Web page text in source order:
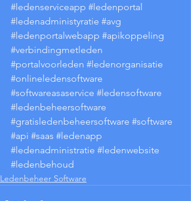
#ledenserviceapp #ledenportal
#ledenadministyratie #avg
#ledenportalwebapp #apikoppeling
#verbindingmetleden
#portalvoorleden #ledenorganisatie
#onlineledensoftware
#softwareasaservice #ledensoftware
#ledenbeheersoftware
#gratisledenbeheersoftware #software
#api #saas #ledenapp
#ledenadministratie #ledenwebsite
#ledenbehoud
Ledenbeheer Software